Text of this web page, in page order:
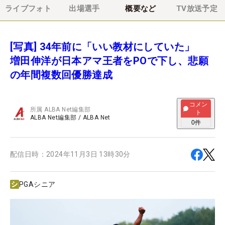
ライブフォト 出場選手 概要など TV放送予定
[写真] 34年前に「いい教材にしていた」
増田伸洋が日本アマ王者をPOで下し、悲願
の年間複数回優勝達成
所属ALBA Net編集部
ALBA Net編集部 / ALBA Net
コメン
ト
0件
配信日時： 2024年11月3日 13時30分
PGAシニア